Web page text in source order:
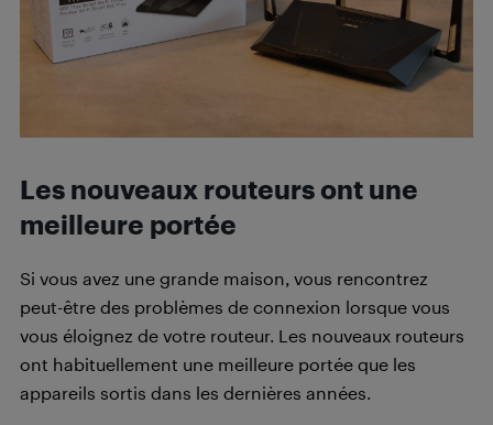
Les nouveaux routeurs ont une
meilleure portée
Si vous avez une grande maison, vous rencontrez
peut-être des problèmes de connexion lorsque vous
vous éloignez de votre routeur. Les nouveaux routeurs
ont habituellement une meilleure portée que les
appareils sortis dans les dernières années.